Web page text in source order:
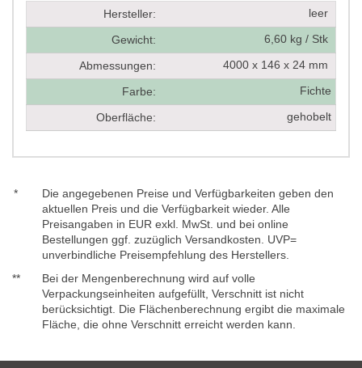
Hersteller: leer
Gewicht: 6,60 kg / Stk
Abmessungen: 4000 x 146 x 24 mm
Farbe: Fichte
Oberfläche: gehobelt
*
Die angegebenen Preise und Verfügbarkeiten geben den
aktuellen Preis und die Verfügbarkeit wieder. Alle
Preisangaben in EUR exkl. MwSt. und bei online
Bestellungen ggf. zuzüglich Versandkosten. UVP=
unverbindliche Preisempfehlung des Herstellers.
**
Bei der Mengenberechnung wird auf volle
Verpackungseinheiten aufgefüllt, Verschnitt ist nicht
berücksichtigt. Die Flächenberechnung ergibt die maximale
Fläche, die ohne Verschnitt erreicht werden kann.